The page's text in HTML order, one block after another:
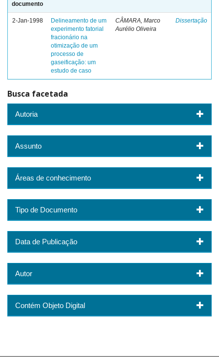
documento
2-Jan-1998
Delineamento de um
experimento fatorial
fracionário na
otimização de um
processo de
gaseificação: um
estudo de caso
CÂMARA, Marco
Aurélio Oliveira
Dissertação
Busca facetada
Autoria
Assunto
Áreas de conhecimento
Tipo de Documento
Data de Publicação
Autor
Contém Objeto Digital